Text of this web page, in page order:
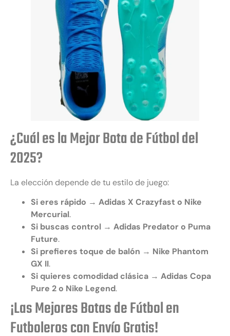
¿Cuál es la Mejor Bota de Fútbol del
2025?
La elección depende de tu estilo de juego:
Si eres rápido → Adidas X Crazyfast o Nike
Mercurial.
Si buscas control → Adidas Predator o Puma
Future.
Si prefieres toque de balón → Nike Phantom
GX II.
Si quieres comodidad clásica → Adidas Copa
Pure 2 o Nike Legend.
¡Las Mejores Botas de Fútbol en
Futboleros con Envío Gratis!